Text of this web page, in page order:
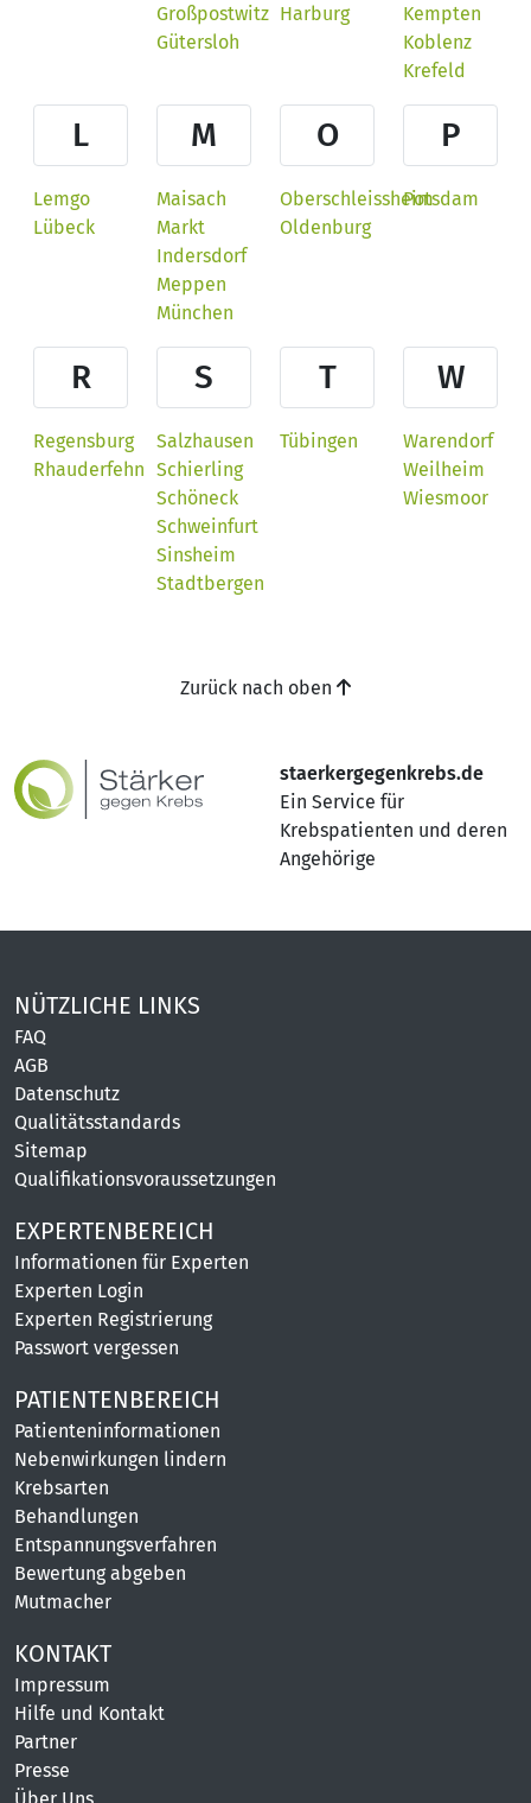
Großpostwitz
Gütersloh
Harburg
Kempten
Koblenz
Krefeld
L
Lemgo
Lübeck
M
Maisach
Markt
Indersdorf
Meppen
München
O
Oberschleissheim
Oldenburg
P
Potsdam
R
Regensburg
Rhauderfehn
S
Salzhausen
Schierling
Schöneck
Schweinfurt
Sinsheim
Stadtbergen
T
Tübingen
W
Warendorf
Weilheim
Wiesmoor
staerkergegenkrebs.de
Ein Service für
Krebspatienten und deren
Angehörige
Zurück nach oben
NÜTZLICHE LINKS
FAQ
AGB
Datenschutz
Qualitätsstandards
Sitemap
Qualifikationsvoraussetzungen
EXPERTENBEREICH
Informationen für Experten
Experten Login
Experten Registrierung
Passwort vergessen
PATIENTENBEREICH
Patienteninformationen
Nebenwirkungen lindern
Krebsarten
Behandlungen
Entspannungsverfahren
Bewertung abgeben
Mutmacher
KONTAKT
Impressum
Hilfe und Kontakt
Partner
Presse
Über Uns